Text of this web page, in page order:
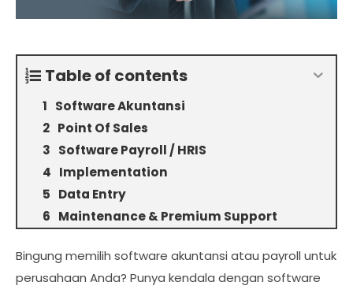
Table of contents
Software Akuntansi
Point Of Sales
Software Payroll / HRIS
Implementation
Data Entry
Maintenance & Premium Support
Bingung memilih software akuntansi atau payroll untuk
perusahaan Anda? Punya kendala dengan software